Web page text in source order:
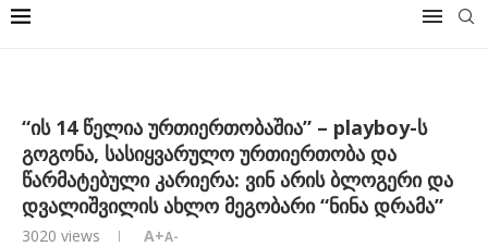
“ის 14 წელია ურთიერთობაშია” – playboy-ს
გოგონა, სასიყვარულო ურთიერთობა და
წარმატებული კარიერა: ვინ არის ბლოგერი და
დვალიშვილის ახლო მეგობარი “ნინა დრამა”
3020 views A+A-